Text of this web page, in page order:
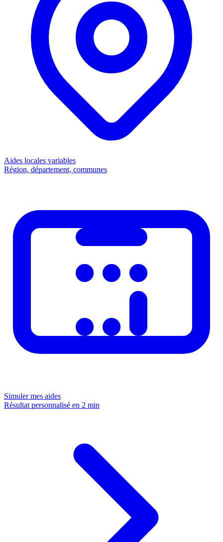
Aides locales variables
Région, département, communes
Simuler mes aides
Résultat personnalisé en 2 min